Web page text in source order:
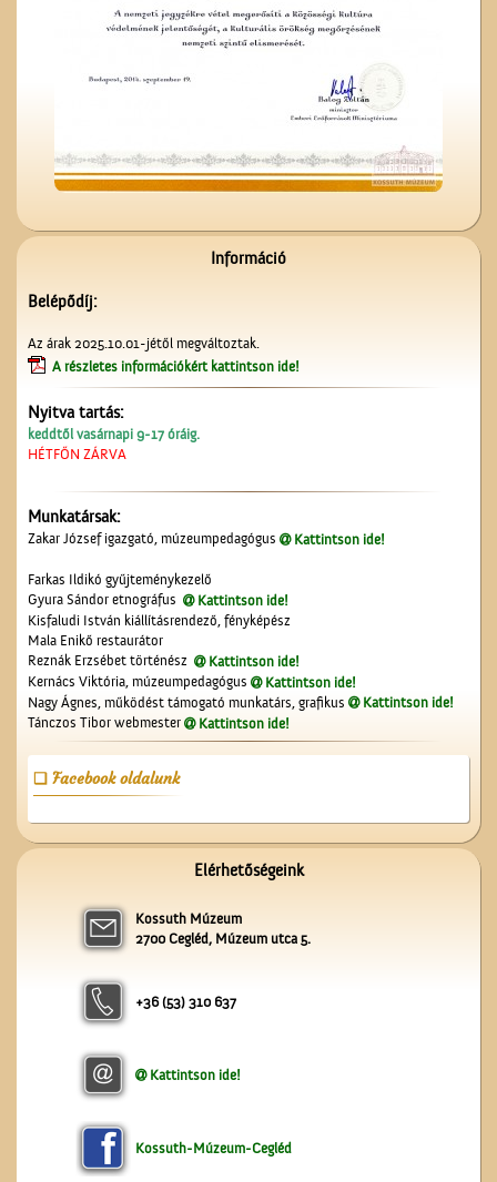
székháza
Az ötödik köztéri szobor
Cegléden
Az Ofotért
A Czeglédi Hengermalom
Rt. épülete
A lopakodó történelem
képeslapok…
Információ
Belépődíj:
Az árak 2025.10.01-jétől megváltoztak.
A részletes információkért kattintson ide!
Nyitva tartás:
keddtől vasárnapi 9-17 óráig.
HÉTFŐN ZÁRVA
Munkatársak:
Zakar József igazgató, múzeumpedagógus Kattintson ide!
Farkas Ildikó gyűjteménykezelő
Gyura Sándor etnográfus
Kattintson ide!
Kisfaludi István kiállításrendező, fényképész
Mala Enikő restaurátor
Reznák Erzsébet történész
Kattintson ide!
Kernács Viktória, múzeumpedagógus
Kattintson ide!
Nagy Ágnes, működést támogató munkatárs, grafikus
Kattintson ide!
Tánczos Tibor webmester
Kattintson ide!
Facebook oldalunk
Elérhetőségeink
Kossuth Múzeum
2700 Cegléd, Múzeum utca 5.
+36 (53) 310 637
Kattintson ide!
Kossuth-Múzeum-Cegléd